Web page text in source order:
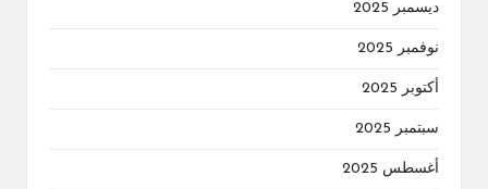
ديسمبر 2025
نوفمبر 2025
أكتوبر 2025
سبتمبر 2025
أغسطس 2025